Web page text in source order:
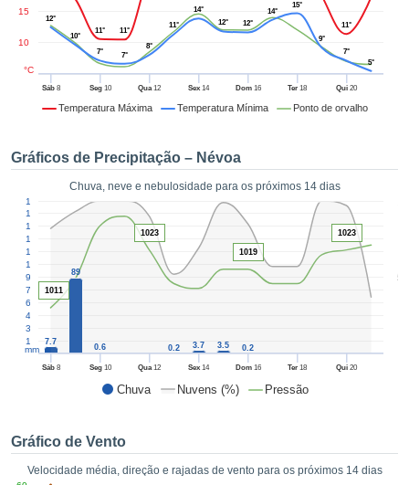
digital
ou
permite-
a nossa
fornecer-
de alta
sem
custo.
botão
ao
a
todos os
ou
no
como
um perfil
CONTINUAR
CONFIGURAÇÕES
Temperatura Máxima Temperatura Mínima Ponto de orvalho
Sáb8 Seg10 Qua12 Sex 14 Dom16 Ter 18 Qui 20
10
15
°C
11° 11°
11°
12°
10°
7°
7°
8°
11°
14°
12°
12°
14°
15°
9°
7°
5°
Gráficos de Precipitação – Névoa
Chuva, neve e nebulosidade para os próximos 14 dias
Chuva Nuvens (%) Pressão
50
Sáb8 Seg10 Qua12 Sex 14 Dom16 Ter 18 Qui 20
60
mm
7.7
89
0.6 0.2 3.7 3.5 0.2
1011
1023
1019
1023
Gráfico de Vento
Velocidade média, direção e rajadas de vento para os próximos 14 dias